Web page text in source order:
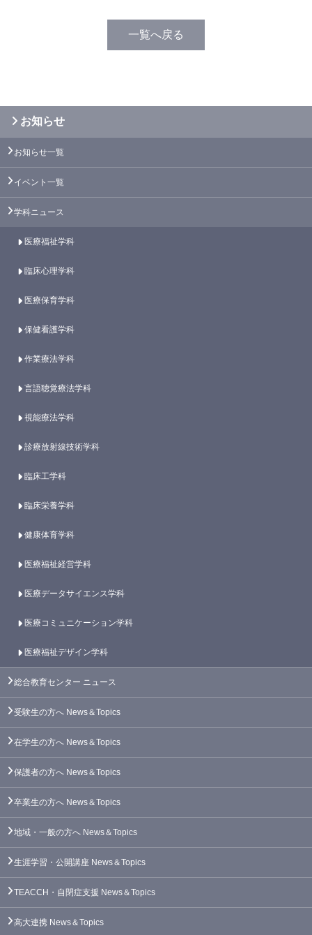
一覧へ戻る
お知らせ
お知らせ一覧
イベント一覧
学科ニュース
医療福祉学科
臨床心理学科
医療保育学科
保健看護学科
作業療法学科
言語聴覚療法学科
視能療法学科
診療放射線技術学科
臨床工学科
臨床栄養学科
健康体育学科
医療福祉経営学科
医療データサイエンス学科
医療コミュニケーション学科
医療福祉デザイン学科
総合教育センター ニュース
受験生の方へ News＆Topics
在学生の方へ News＆Topics
保護者の方へ News＆Topics
卒業生の方へ News＆Topics
地域・一般の方へ News＆Topics
生涯学習・公開講座 News＆Topics
TEACCH・自閉症支援 News＆Topics
高大連携 News＆Topics